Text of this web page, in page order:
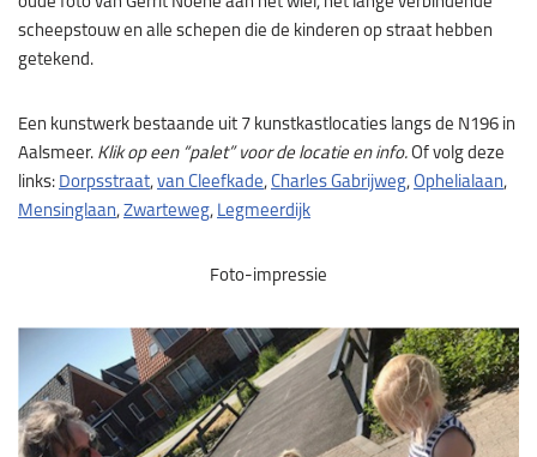
scheepstouw en alle schepen die de kinderen op straat hebben
getekend.
Een kunstwerk bestaande uit 7 kunstkastlocaties langs de N196 in
Aalsmeer. Klik op een “palet” voor de locatie en info. Of volg deze
links: Dorpsstraat, van Cleefkade, Charles Gabrijweg, Ophelialaan,
Mensinglaan, Zwarteweg, Legmeerdijk
Foto-impressie